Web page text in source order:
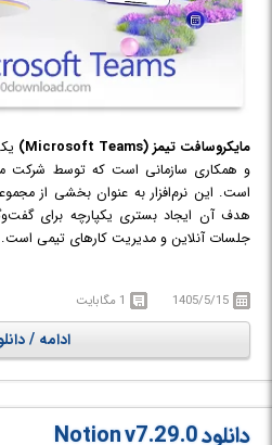
مایکروسافت تیمز (Microsoft Teams)
و همکاری سازمانی است که توسط شرکت
هدف آن ایجاد بستری یکپارچه برای
جلسات آنلاین و مدیریت کارهای تیمی است.
با گذر زمان و افزایش نیاز به
و به‌تدریج Teams جایگزین Skype for Business شود.
1405/5/15 1 مگابایت
ادامه /
دانلود Notion v7.29.0